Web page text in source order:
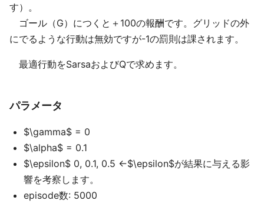
す）。
ゴール（G）につくと＋100の報酬です。グリッドの外
にでるような行動は無効ですが-1の罰則は課されます。
最適行動をSarsaおよびQで求めます。
パラメータ
$\gamma$ = 0
$\alpha$ = 0.1
$\epsilon$ 0, 0.1, 0.5 ←$\epsilon$が結果に与える影
響を考察します。
episode数: 5000